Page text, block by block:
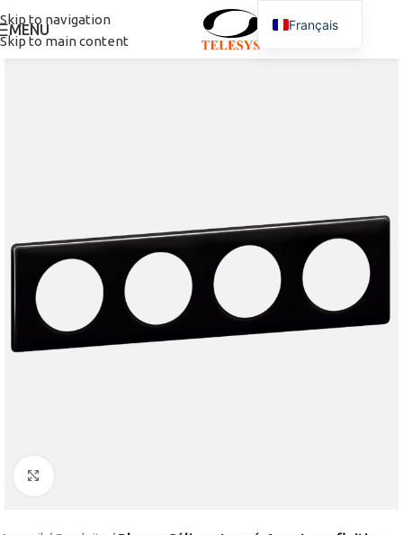
Skip to navigation
Skip to main content
MENU Français